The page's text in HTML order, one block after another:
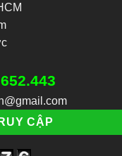
CẬP